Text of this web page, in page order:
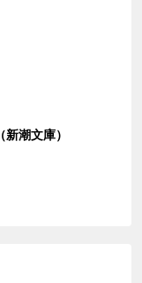
潮文庫）